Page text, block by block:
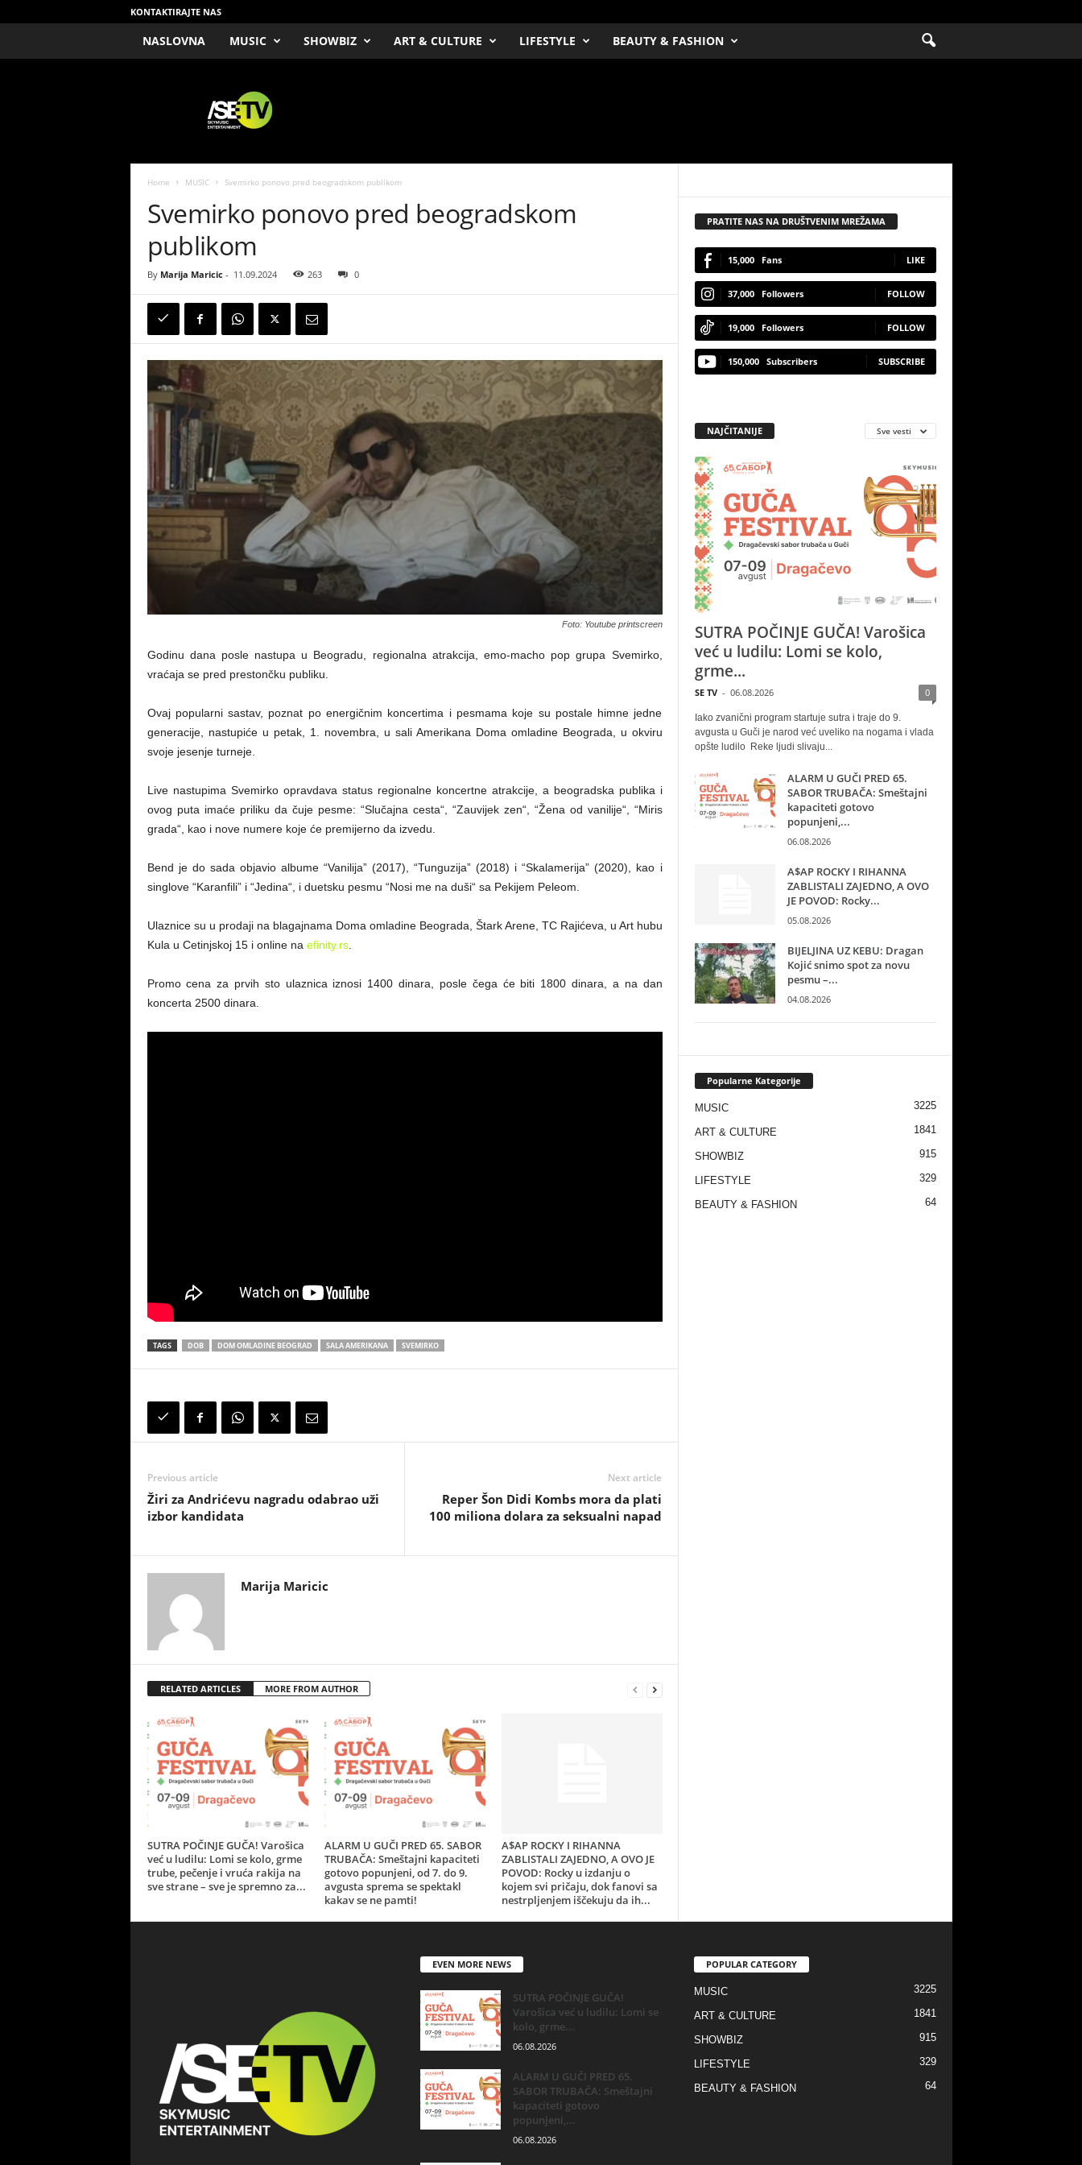
KONTAKTIRAJTE NAS
NASLOVNA MUSIC SHOWBIZ ART & CULTURE LIFESTYLE BEAUTY & FASHION
Home MUSIC Svemirko ponovo pred beogradskom publikom
Svemirko ponovo pred beogradskom
publikom
By Marija Maricic- 11.09.2024 263 0
Foto: Youtube printscreen
Godinu dana posle nastupa u Beogradu, regionalna atrakcija, emo-macho pop grupa Svemirko,
vraćaja se pred prestončku publiku.
Ovaj popularni sastav, poznat po energičnim koncertima i pesmama koje su postale himne jedne
generacije, nastupiće u petak, 1. novembra, u sali Amerikana Doma omladine Beograda, u okviru
svoje jesenje turneje.
Live nastupima Svemirko opravdava status regionalne koncertne atrakcije, a beogradska publika i
ovog puta imaće priliku da čuje pesme: “Slučajna cesta“, “Zauvijek zen“, “Žena od vanilije“, “Miris
grada“, kao i nove numere koje će premijerno da izvedu.
Bend je do sada objavio albume “Vanilija” (2017), “Tunguzija” (2018) i “Skalamerija” (2020), kao i
singlove “Karanfili” i “Jedina“, i duetsku pesmu “Nosi me na duši“ sa Pekijem Peleom.
Ulaznice su u prodaji na blagajnama Doma omladine Beograda, Štark Arene, TC Rajićeva, u Art hubu
Kula u Cetinjskoj 15 i online na efinity.rs.
Promo cena za prvih sto ulaznica iznosi 1400 dinara, posle čega će biti 1800 dinara, a na dan
koncerta 2500 dinara.
TAGS DOB DOM OMLADINE BEOGRAD SALA AMERIKANA SVEMIRKO
Previous article
Žiri za Andrićevu nagradu odabrao uži
izbor kandidata
Next article
Reper Šon Didi Kombs mora da plati
100 miliona dolara za seksualni napad
Marija Maricic
RELATED ARTICLES MORE FROM AUTHOR
SUTRA POČINJE GUČA! Varošica
već u ludilu: Lomi se kolo, grme
trube, pečenje i vruća rakija na
sve strane – sve je spremno za...
ALARM U GUČI PRED 65. SABOR
TRUBAČA: Smeštajni kapaciteti
gotovo popunjeni, od 7. do 9.
avgusta sprema se spektakl
kakav se ne pamti!
A$AP ROCKY I RIHANNA
ZABLISTALI ZAJEDNO, A OVO JE
POVOD: Rocky u izdanju o
kojem svi pričaju, dok fanovi sa
nestrpljenjem iščekuju da ih...
PRATITE NAS NA DRUŠTVENIM MREŽAMA
15,000 Fans LIKE
37,000 Followers FOLLOW
19,000 Followers FOLLOW
150,000 Subscribers SUBSCRIBE
NAJČITANIJE Sve vesti
SUTRA POČINJE GUČA! Varošica
već u ludilu: Lomi se kolo,
grme...
SE TV - 06.08.2026 0
Iako zvanični program startuje sutra i traje do 9.
avgusta u Guči je narod već uveliko na nogama i vlada
opšte ludilo Reke ljudi slivaju...
ALARM U GUČI PRED 65.
SABOR TRUBAČA: Smeštajni
kapaciteti gotovo
popunjeni,...
06.08.2026
A$AP ROCKY I RIHANNA
ZABLISTALI ZAJEDNO, A OVO
JE POVOD: Rocky...
05.08.2026
BIJELJINA UZ KEBU: Dragan
Kojić snimo spot za novu
pesmu –...
04.08.2026
Popularne Kategorije
MUSIC 3225
ART & CULTURE 1841
SHOWBIZ 915
LIFESTYLE 329
BEAUTY & FASHION 64
EVEN MORE NEWS
SUTRA POČINJE GUČA!
Varošica već u ludilu: Lomi se
kolo, grme...
06.08.2026
ALARM U GUČI PRED 65.
SABOR TRUBAČA: Smeštajni
kapaciteti gotovo
popunjeni,...
06.08.2026
POPULAR CATEGORY
MUSIC 3225
ART & CULTURE 1841
SHOWBIZ 915
LIFESTYLE 329
BEAUTY & FASHION 64